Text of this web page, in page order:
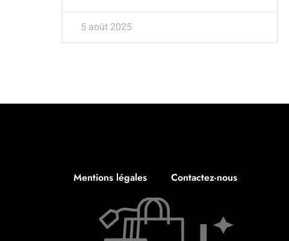
5 août 2025
Mentions légales Contactez-nous